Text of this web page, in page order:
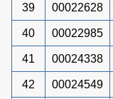
39 00022628
40 00022985
41 00024338
42 00024549